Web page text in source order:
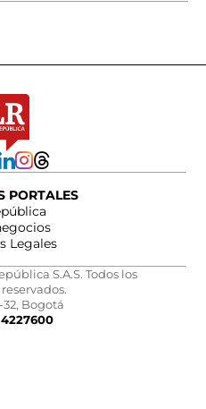
PORTALES
Legales
S.A.S. Todos los
32, Bogotá
4227600